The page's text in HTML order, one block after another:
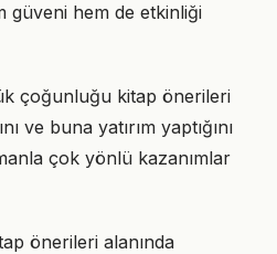
güveni hem de etkinliği
çoğunluğu kitap önerileri
ve buna yatırım yaptığını
çok yönlü kazanımlar
önerileri alanında